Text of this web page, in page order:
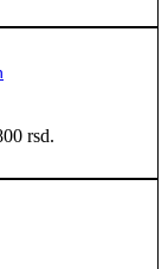
rsd.